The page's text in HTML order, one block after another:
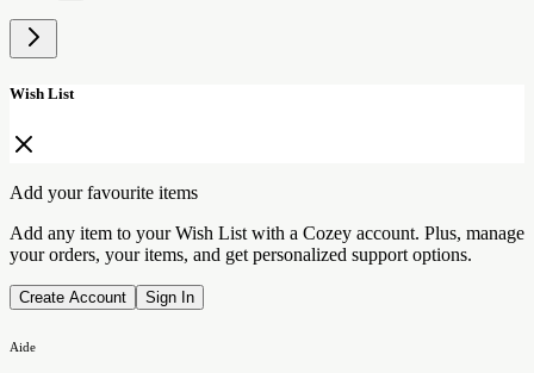
Wish List
Add your favourite items
Add any item to your Wish List with a Cozey account. Plus, manage
your orders, your items, and get personalized support options.
Create Account Sign In
Aide